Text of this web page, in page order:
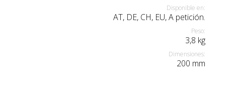
Disponible en:
AT, DE, CH, EU, A petición.
Peso:
3,8 kg
Dimensiones:
200 mm